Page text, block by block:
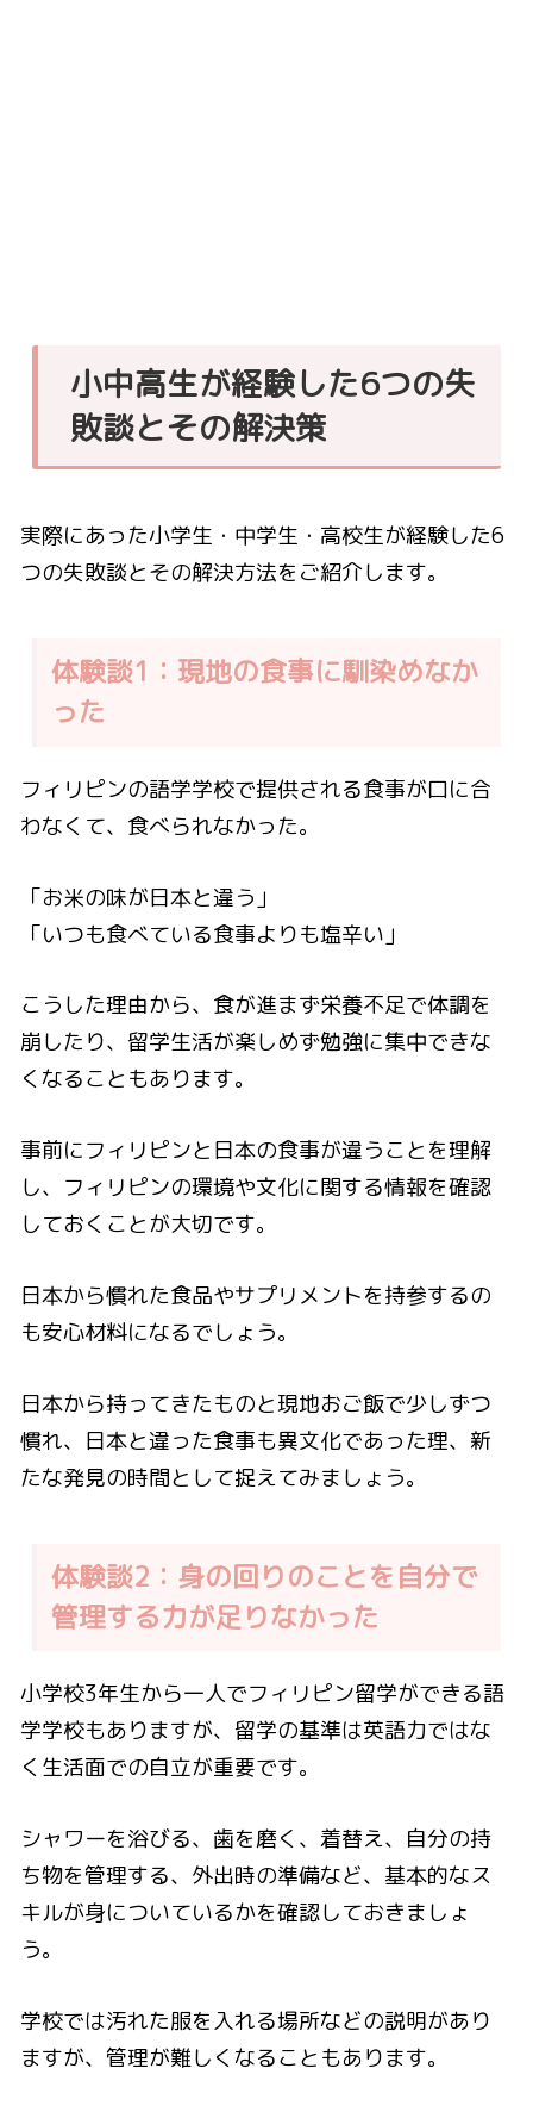
小中高生が経験した6つの失
敗談とその解決策
実際にあった小学生・中学生・高校生が経験した6
つの失敗談とその解決方法をご紹介します。
体験談1：現地の食事に馴染めなか
った
フィリピンの語学学校で提供される食事が口に合
わなくて、食べられなかった。
「お米の味が日本と違う」
「いつも食べている食事よりも塩辛い」
こうした理由から、食が進まず栄養不足で体調を
崩したり、留学生活が楽しめず勉強に集中できな
くなることもあります。
事前にフィリピンと日本の食事が違うことを理解
し、フィリピンの環境や文化に関する情報を確認
しておくことが大切です。
日本から慣れた食品やサプリメントを持参するの
も安心材料になるでしょう。
日本から持ってきたものと現地おご飯で少しずつ
慣れ、日本と違った食事も異文化であった理、新
たな発見の時間として捉えてみましょう。
体験談2：身の回りのことを自分で
管理する力が足りなかった
小学校3年生から一人でフィリピン留学ができる語
学学校もありますが、留学の基準は英語力ではな
く生活面での自立が重要です。
シャワーを浴びる、歯を磨く、着替え、自分の持
ち物を管理する、外出時の準備など、基本的なス
キルが身についているかを確認しておきましょ
う。
学校では汚れた服を入れる場所などの説明があり
ますが、管理が難しくなることもあります。